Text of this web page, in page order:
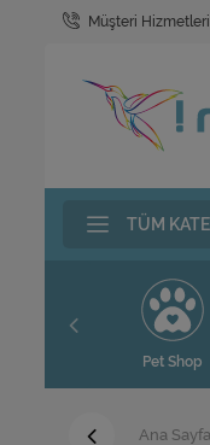
Müşteri Hizmetleri
TÜM
Pet Shop
Ana Sayfa